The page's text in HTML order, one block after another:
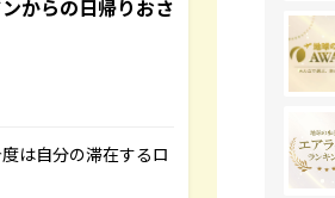
からの日帰りおさ
は自分の滞在するロ